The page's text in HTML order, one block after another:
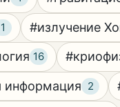
1 #излучение
16
информация 2